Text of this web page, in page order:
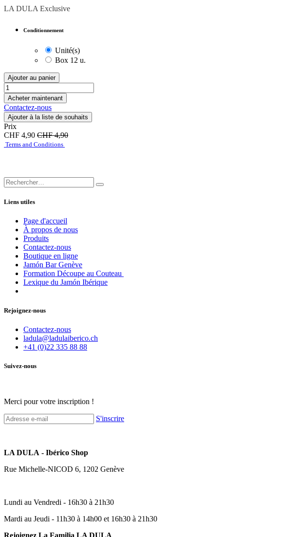
LA DULA Exclusive
Conditionnement
Unité(s)
Box 12 u.
Ajouter au panier
Acheter maintenant
Contactez-nous
Ajouter à la liste de souhaits
Prix
CHF 4,90 CHF4,90
Terms and Conditions
Liens utiles
Page d'accueil
À propos de nous
Produits
Contactez-nous
Boutique en ligne
Jamón Bar Genève
Formation Découpe au Couteau
Lexique du Jamón Ibérique
Rejoignez-nous
Contactez-nous
ladula@ladulaiberico.ch
+41 (0)22 335 88 88
Suivez-nous
Merci pour votre inscription !
S'inscrire
LA DULA - Ibérico Shop
Rue Michelle-NICOD 6, 1202 Genève
Lundi au Vendredi - 16h30 à 21h30
Mardi au Jeudi - 11h30 à 14h00 et 16h30 à 21h30